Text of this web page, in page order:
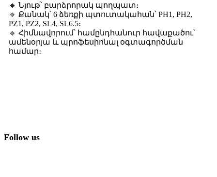
🔹 Նյութ՝ բարձրորակ պողպատ։
🔹 Քանակ՝ 6 ձեռքի պտուտակահան՝ PH1, PH2,
PZ1, PZ2, SL4, SL6.5։
🔹 Հիմնավորում՝ համընդհանուր հավաքածու՝
ամենօրյա և պրոֆեսիոնալ օգտագործման
համար։
Follow us